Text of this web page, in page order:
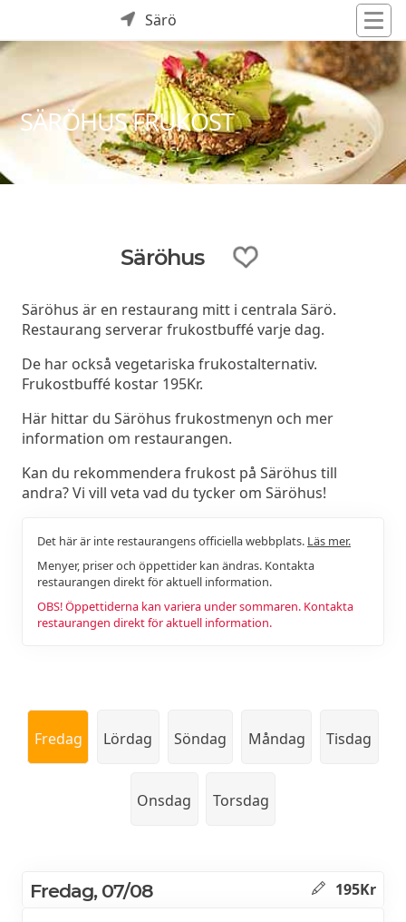
Särö
SÄRÖHUS FRUKOST
Säröhus
Säröhus är en restaurang mitt i centrala Särö.
Restaurang serverar frukostbuffé varje dag.
De har också vegetariska frukostalternativ.
Frukostbuffé kostar 195Kr.
Här hittar du Säröhus frukostmenyn och mer
information om restaurangen.
Kan du rekommendera frukost på Säröhus till
andra? Vi vill veta vad du tycker om Säröhus!
Det här är inte restaurangens officiella webbplats. Läs mer.
Menyer, priser och öppettider kan ändras. Kontakta
restaurangen direkt för aktuell information.
OBS! Öppettiderna kan variera under sommaren. Kontakta
restaurangen direkt för aktuell information.
Fredag Lördag Söndag Måndag Tisdag
Onsdag Torsdag
Fredag, 07/08 195Kr